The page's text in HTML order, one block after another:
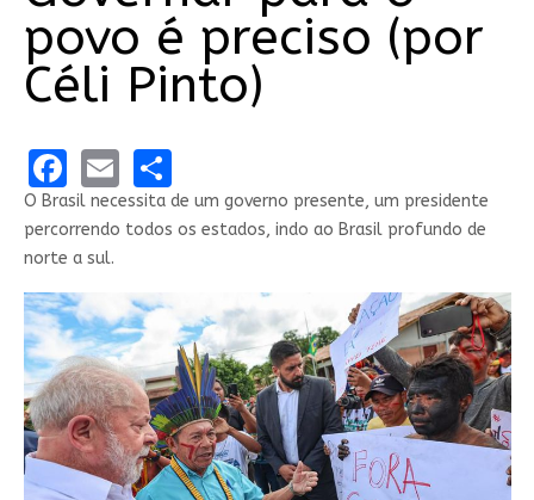
povo é preciso (por
Céli Pinto)
Facebook
EmailShare
O Brasil necessita de um governo presente, um presidente
percorrendo todos os estados, indo ao Brasil profundo de
norte a sul.